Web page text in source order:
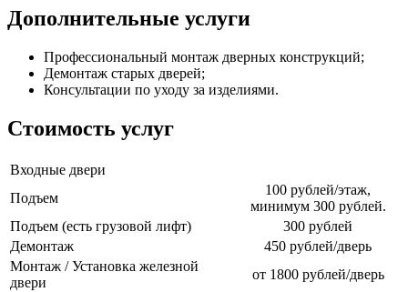
Дополнительные услуги
Профессиональный монтаж дверных конструкций;
Демонтаж старых дверей;
Консультации по уходу за изделиями.
Стоимость услуг
Входные двери
Подъем
100 рублей/этаж,
минимум 300 рублей.
Подъем (есть грузовой лифт)
300 рублей
Демонтаж
450 рублей/дверь
Монтаж / Установка железной
двери
от 1800 рублей/дверь